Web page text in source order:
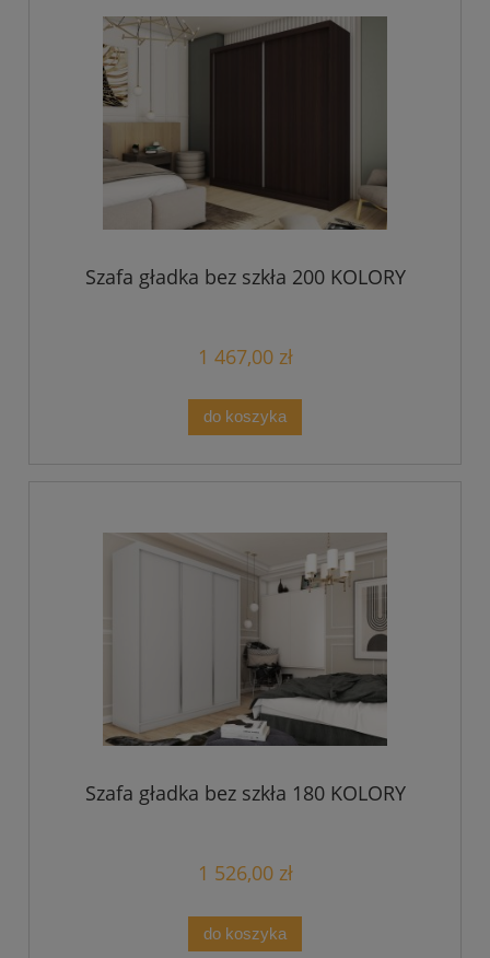
Szafa gładka bez szkła 200 KOLORY
1 467,00 zł
do koszyka
Szafa gładka bez szkła 180 KOLORY
1 526,00 zł
do koszyka